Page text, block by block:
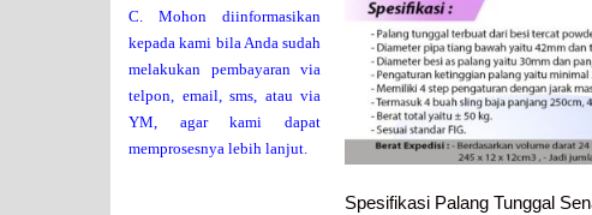
Spesifikasi Palang Tunggal
C. Mohon diinformasikan
kepada kami bila Anda sudah
melakukan pembayaran via
telpon, email, sms, atau via
YM, agar kami dapat
memprosesnya lebih lanjut.